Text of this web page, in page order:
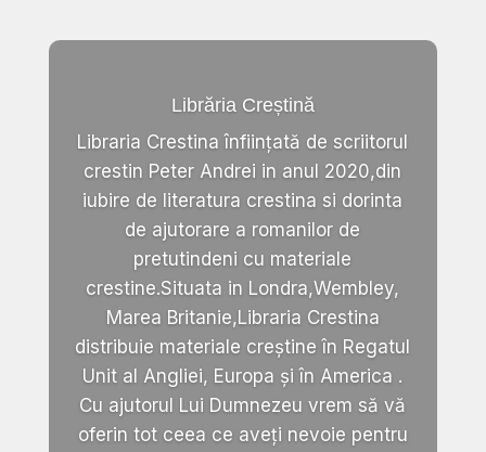
Librăria Creștină
Libraria Crestina înființată de scriitorul
crestin Peter Andrei in anul 2020,din
iubire de literatura crestina si dorinta
de ajutorare a romanilor de
pretutindeni cu materiale
crestine.Situata in Londra,Wembley,
Marea Britanie,Libraria Crestina
distribuie materiale creștine în Regatul
Unit al Angliei, Europa și în America .
Cu ajutorul Lui Dumnezeu vrem să vă
oferin tot ceea ce aveți nevoie pentru